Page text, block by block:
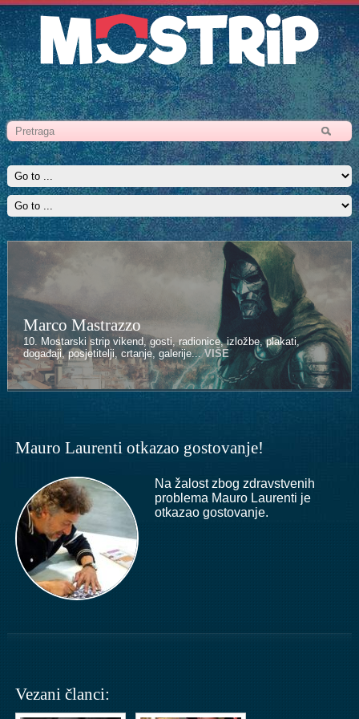
Marco Mastrazzo
10. Mostarski strip vikend, gosti, radionice, izložbe, plakati,
događaji, posjetitelji, crtanje, galerije...VIŠE
Mauro Laurenti otkazao gostovanje!
Na žalost zbog zdravstvenih
problema Mauro Laurenti je
otkazao gostovanje.
Vezani članci: